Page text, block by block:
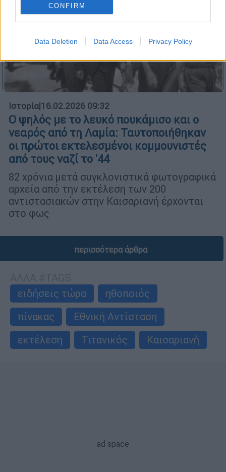
CONFIRM
Data Deletion Data Access Privacy Policy
Ιστορία|16.02.2026 09:32
Ο ψηλός με το λευκό πουκάμισο και ο
νεαρός από τη Λαμία: Ταυτοποιήθηκαν
οι πρώτοι εκτελεσμένοι κομμουνιστές
από τους ναζί το '44
82 χρόνια μετά συγκλονιστικά φωτογραφικά
αρχεία από την εκτέλεση των 200
αντιστασιακών στην Καισαριανή έρχονται
στο φως
περισσότερα άρθρα
ειδήσεις τώρα
ηθοποιός
πίνακας
Εθνική Αντίσταση
εκτέλεση
Τιτανικός Καισαριανή